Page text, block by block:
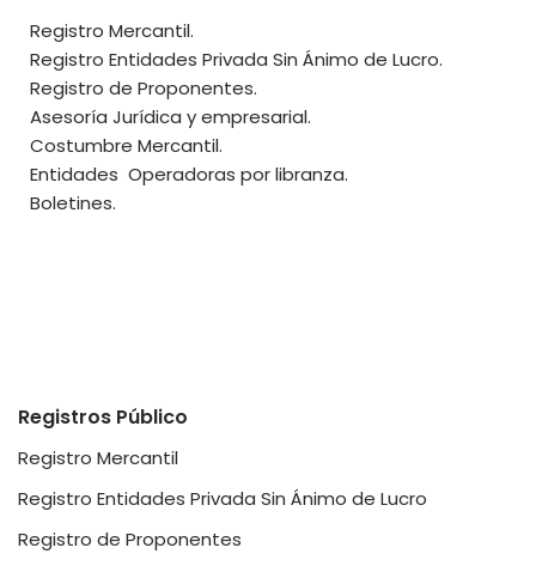
Registro Mercantil.
Registro Entidades Privada Sin Ánimo de Lucro.
Registro de Proponentes.
Asesoría Jurídica y empresarial.
Costumbre Mercantil.
Entidades Operadoras por libranza.
Boletines.
Registros Público
Registro Mercantil
Registro Entidades Privada Sin Ánimo de Lucro
Registro de Proponentes